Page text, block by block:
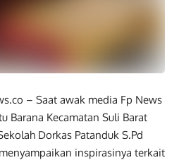
– Saat awak media Fp News
Barana Kecamatan Suli Barat
Dorkas Patanduk S.Pd
inspirasinya terkait